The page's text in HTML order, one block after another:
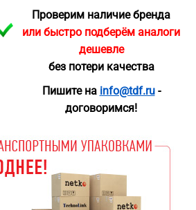
Проверим наличие бренда
или быстро подберём аналоги
дешевле
без потери качества
Пишите на info@tdf.ru-
договоримся!